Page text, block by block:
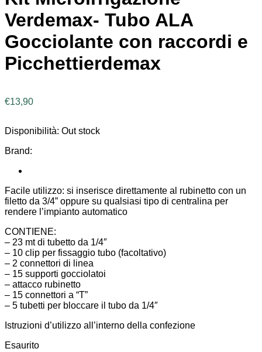
Verdemax- Tubo ALA
Gocciolante con raccordi e
Picchettierdemax
€13,90
Disponibilità: Out stock
Brand:
Facile utilizzo: si inserisce direttamente al rubinetto con un
filetto da 3/4” oppure su qualsiasi tipo di centralina per
rendere l’impianto automatico
CONTIENE:
– 23 mt di tubetto da 1/4″
– 10 clip per fissaggio tubo (facoltativo)
– 2 connettori di linea
– 15 supporti gocciolatoi
– attacco rubinetto
– 15 connettori a “T”
– 5 tubetti per bloccare il tubo da 1/4″
Istruzioni d’utilizzo all’interno della confezione
Esaurito